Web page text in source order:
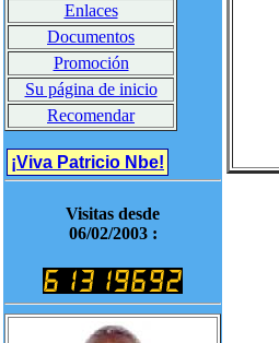
Enlaces
Documentos
Promoción
Su página de inicio
Recomendar
¡Viva Patricio Nbe!
Visitas desde
06/02/2003 :